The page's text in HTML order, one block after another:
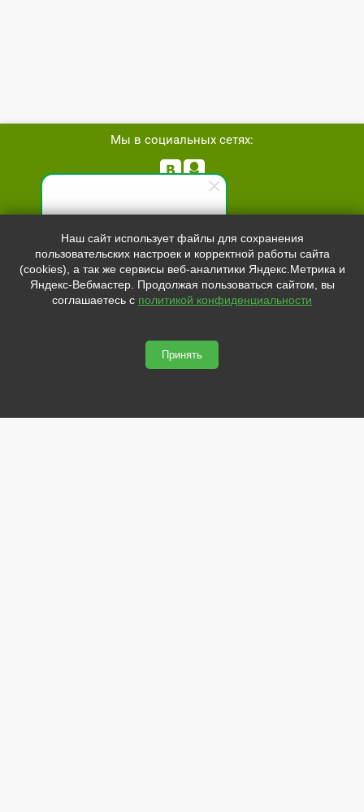
Специалист по продажам
Здравствуйте! Готов(-а)
помочь вам. Напишите мне,
если у вас появятся вопросы.
svetled53.ru © 2026
Адрес:
Телефон:
+7 (952)4829892
sale@svetled53.ru
Мы в социальных сетях:

Наш сайт использует файлы для сохранения
пользовательских настроек и корректной работы сайта
(cookies), а так же сервисы веб-аналитики Яндекс.Метрика и
Яндекс-Вебмастер. Продолжая пользоваться сайтом, вы
соглашаетесь с политикой конфиденциальности
Принять